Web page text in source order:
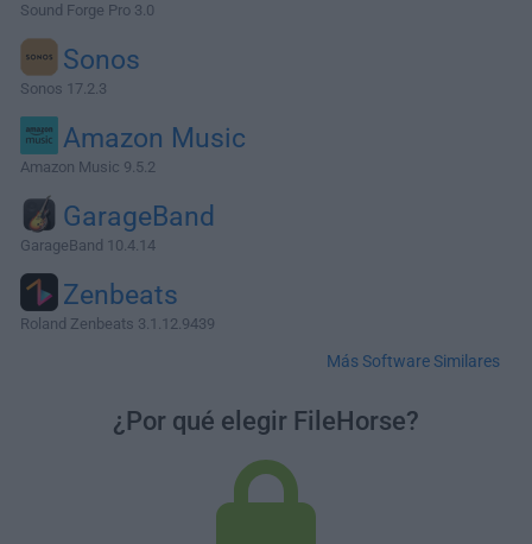
Sound Forge Pro 3.0
Sonos
Sonos 17.2.3
Amazon Music
Amazon Music 9.5.2
GarageBand
GarageBand 10.4.14
Zenbeats
Roland Zenbeats 3.1.12.9439
Más Software Similares
¿Por qué elegir FileHorse?